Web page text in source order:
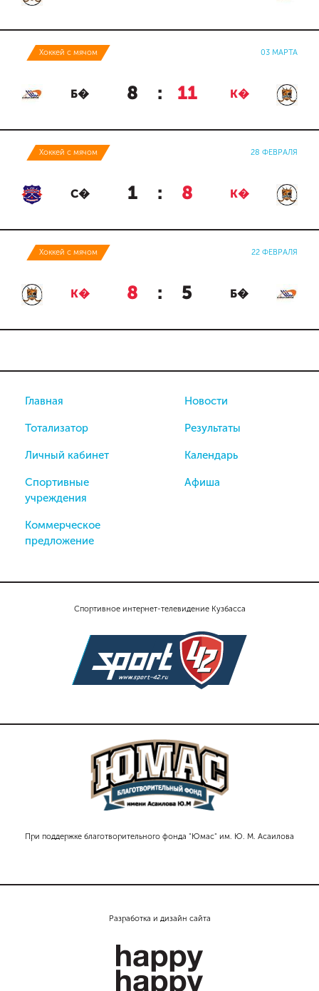
Хоккей с мячом 03 МАРТА
Б� 8 : 11 К�
Хоккей с мячом 28 ФЕВРАЛЯ
С� 1 : 8 К�
Хоккей с мячом 22 ФЕВРАЛЯ
К� 8 : 5 Б�
Спортивное интернет-телевидение Кузбасса
При поддержке благотворительного фонда "Юмас" им. Ю. М. Асаилова
Главная
Тотализатор
Личный кабинет
Спортивные
учреждения
Коммерческое
предложение
Новости
Результаты
Календарь
Афиша
Разработка и дизайн сайта